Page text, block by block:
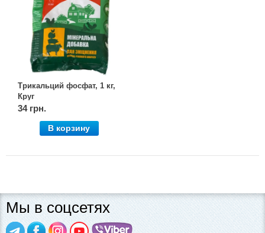
Трикальций фосфат, 1 кг,
Круг
34 грн.
В корзину
Мы в соцсетях